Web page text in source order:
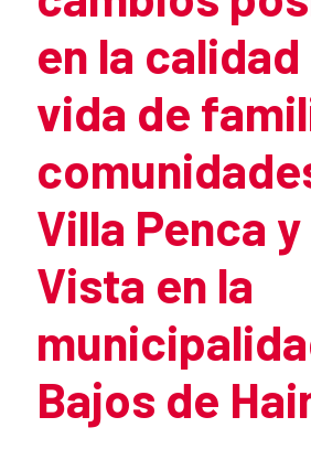
en la calidad
vida de
Villa Penca
Vista en la
Bajos de